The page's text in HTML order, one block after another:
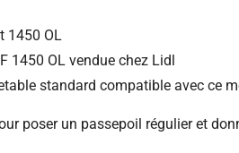
1450 OL
1450 OL vendue chez Lidl
standard compatible avec ce
poser un passepoil régulier et